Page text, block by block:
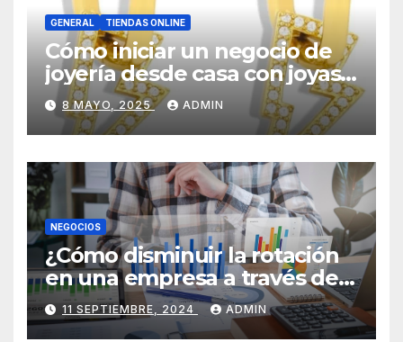
GENERAL TIENDAS ONLINE
Cómo iniciar un negocio de
joyería desde casa con joyas
por mayor
8 MAYO, 2025 ADMIN
NEGOCIOS
¿Cómo disminuir la rotación
en una empresa a través de
HR Analytics?
11 SEPTIEMBRE, 2024 ADMIN